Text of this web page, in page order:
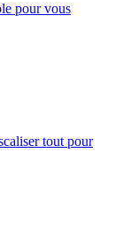
pour vous
tout pour